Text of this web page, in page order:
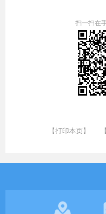
扫一扫在
【打印本页】